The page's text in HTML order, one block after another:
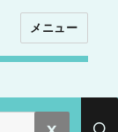
メニュー